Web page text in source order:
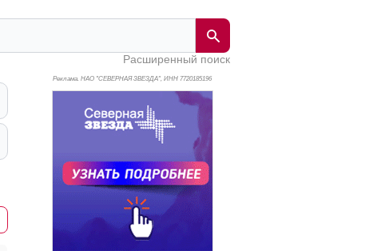
Расширенный поиск
Реклама. НАО "СЕВЕРНАЯ ЗВЕЗДА", ИНН 7720185196